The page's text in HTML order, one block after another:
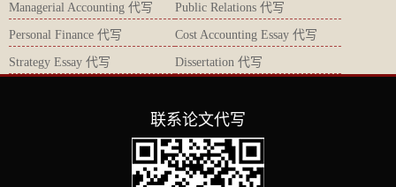
Managerial Accounting 代写 Public Relations 代写
Personal Finance 代写 Cost Accounting Essay 代写
Strategy Essay 代写 Dissertation 代写
联系论文代写